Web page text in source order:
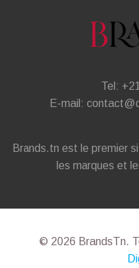
Tel:
E-mail:
Brands.tn est le premier
les marques et
© 2026 BrandsTn.